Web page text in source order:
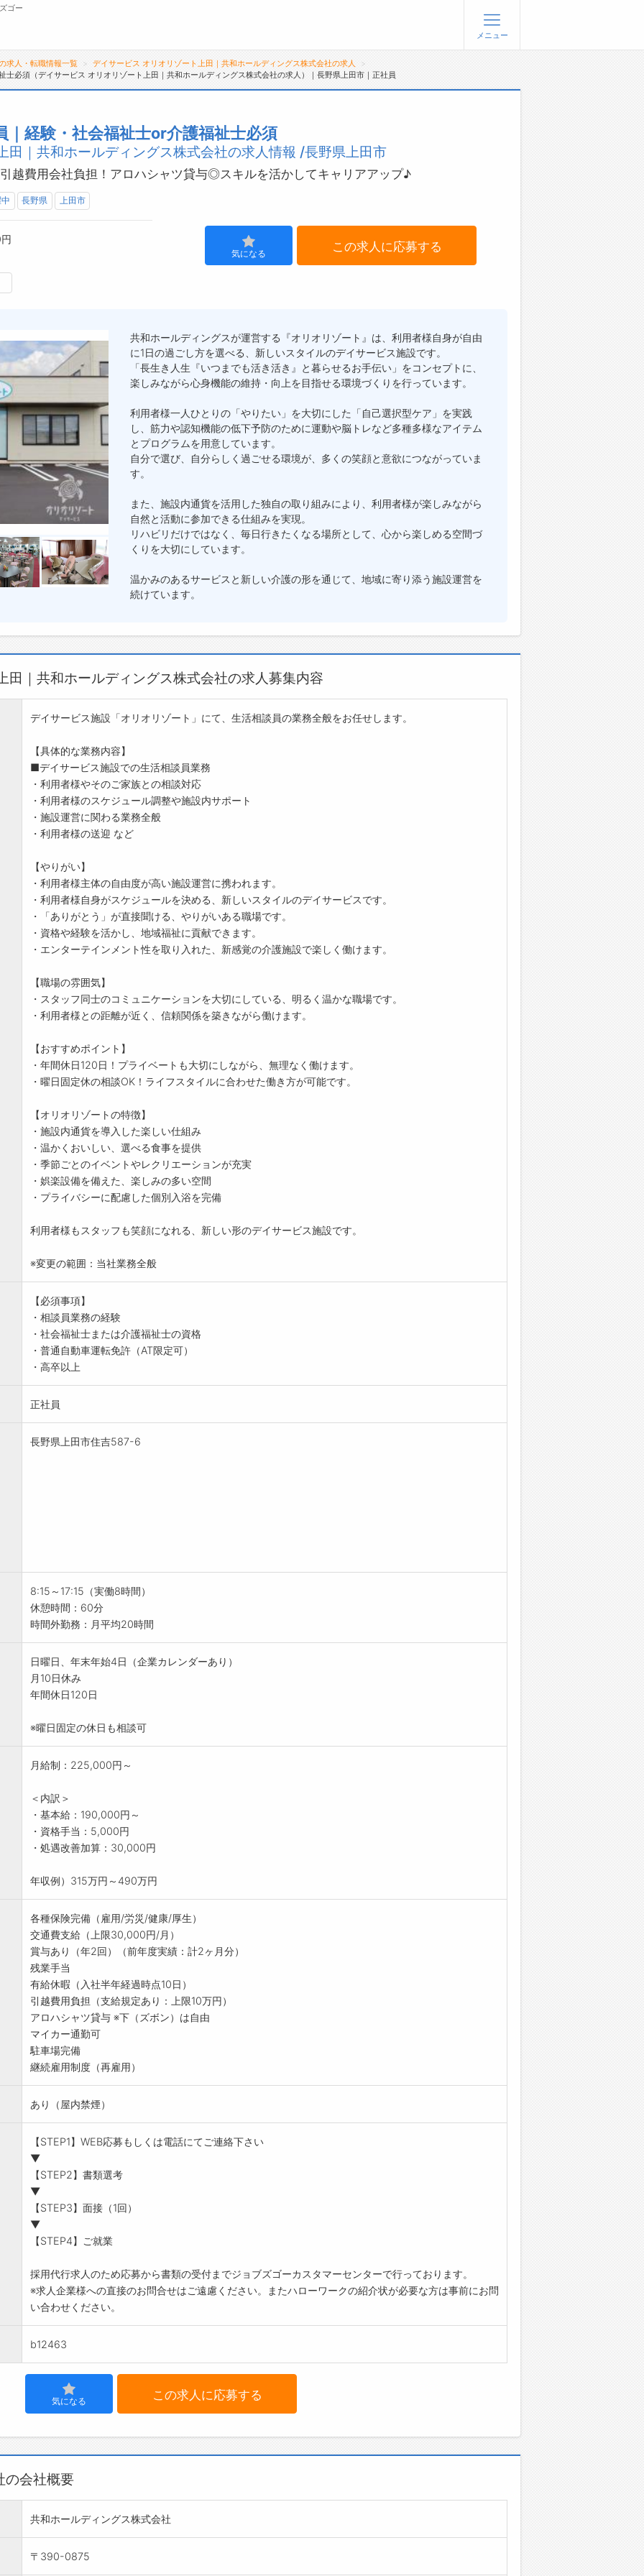
無料会員登録
転職支援サービス
転職ノウハウ(応募書類の書き方・面接対策な
ど)
転職・採用コラム
会社概要
お問い合わせ
ゴー
メニュー
求人・転職情報一覧
デイサービス オリオリゾート上田｜共和ホールディングス株式会社の求人
必須（デイサービス オリオリゾート上田｜共和ホールディングス株式会社の求人）｜長野県上田市｜正社員
経験・社会福祉士or介護福祉士必須
田｜共和ホールディングス株式会社の求人情報 /長野県上田市
越費用会社負担！アロハシャツ貸与◎スキルを活かしてキャリアアップ♪
長野県 上田市
気になる この求人に応募する
共和ホールディングスが運営する『オリオリゾート』は、利用者様自身が自由
に1日の過ごし方を選べる、新しいスタイルのデイサービス施設です。
「長生き人生『いつまでも活き活き』と暮らせるお手伝い」をコンセプトに、
楽しみながら心身機能の維持・向上を目指せる環境づくりを行っています。
利用者様一人ひとりの「やりたい」を大切にした「自己選択型ケア」を実践
し、筋力や認知機能の低下予防のために運動や脳トレなど多種多様なアイテム
とプログラムを用意しています。
自分で選び、自分らしく過ごせる環境が、多くの笑顔と意欲につながっていま
す。
また、施設内通貨を活用した独自の取り組みにより、利用者様が楽しみながら
自然と活動に参加できる仕組みを実現。
リハビリだけではなく、毎日行きたくなる場所として、心から楽しめる空間づ
くりを大切にしています。
温かみのあるサービスと新しい介護の形を通じて、地域に寄り添う施設運営を
続けています。
田｜共和ホールディングス株式会社の求人募集内容
デイサービス施設「オリオリゾート」にて、生活相談員の業務全般をお任せします。
【具体的な業務内容】
■デイサービス施設での生活相談員業務
・利用者様やそのご家族との相談対応
・利用者様のスケジュール調整や施設内サポート
・施設運営に関わる業務全般
・利用者様の送迎 など
【やりがい】
・利用者様主体の自由度が高い施設運営に携われます。
・利用者様自身がスケジュールを決める、新しいスタイルのデイサービスです。
・「ありがとう」が直接聞ける、やりがいある職場です。
・資格や経験を活かし、地域福祉に貢献できます。
・エンターテインメント性を取り入れた、新感覚の介護施設で楽しく働けます。
【職場の雰囲気】
・スタッフ同士のコミュニケーションを大切にしている、明るく温かな職場です。
・利用者様との距離が近く、信頼関係を築きながら働けます。
【おすすめポイント】
・年間休日120日！プライベートも大切にしながら、無理なく働けます。
・曜日固定休の相談OK！ライフスタイルに合わせた働き方が可能です。
【オリオリゾートの特徴】
・施設内通貨を導入した楽しい仕組み
・温かくおいしい、選べる食事を提供
・季節ごとのイベントやレクリエーションが充実
・娯楽設備を備えた、楽しみの多い空間
・プライバシーに配慮した個別入浴を完備
利用者様もスタッフも笑顔になれる、新しい形のデイサービス施設です。
※変更の範囲：当社業務全般
【必須事項】
・相談員業務の経験
・社会福祉士または介護福祉士の資格
・普通自動車運転免許（AT限定可）
・高卒以上
正社員
長野県上田市住吉587-6
8:15～17:15（実働8時間）
休憩時間：60分
時間外勤務：月平均20時間
日曜日、年末年始4日（企業カレンダーあり）
月10日休み
年間休日120日
※曜日固定の休日も相談可
月給制：225,000円～
＜内訳＞
・基本給：190,000円～
・資格手当：5,000円
・処遇改善加算：30,000円
年収例）315万円～490万円
各種保険完備（雇用/労災/健康/厚生）
交通費支給（上限30,000円/月）
賞与あり（年2回）（前年度実績：計2ヶ月分）
残業手当
有給休暇（入社半年経過時点10日）
引越費用負担（支給規定あり：上限10万円）
アロハシャツ貸与 ※下（ズボン）は自由
マイカー通勤可
駐車場完備
継続雇用制度（再雇用）
あり（屋内禁煙）
【STEP1】WEB応募もしくは電話にてご連絡下さい
▼
【STEP2】書類選考
▼
【STEP3】面接（1回）
▼
【STEP4】ご就業
採用代行求人のため応募から書類の受付までジョブズゴーカスタマーセンターで行っております。
※求人企業様への直接のお問合せはご遠慮ください。またハローワークの紹介状が必要な方は事前にお問
い合わせください。
b12463
気になる この求人に応募する
の会社概要
共和ホールディングス株式会社
〒390-0875